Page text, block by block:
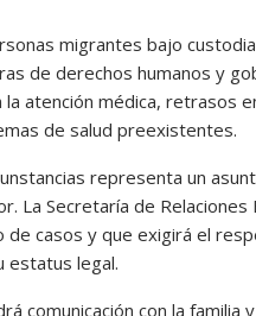
migrantes bajo
de derechos humanos y
atención médica, retrasos
de salud preexistentes.
representa un
La Secretaría de
casos y que exigirá el
estatus legal.
comunicación con la familia